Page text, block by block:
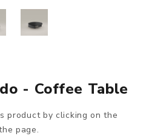
- Coffee Table
product by clicking on the
page.